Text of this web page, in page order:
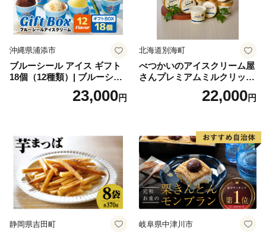
沖縄県浦添市
ブルーシール アイス ギフト
18個（12種類）| ブルーシー
ルアイス ブルーシールアイ
スクリーム 着日指定可能 送
誕生日 カップ 詰め合わせ バ
ラエティ | バニラ チョコレー
ト ストロベリー ピスタチオ
バニラ＆クッキー ウベ 沖縄
紅イモ 塩ちんすこう 沖縄シ
ークヮーサー 沖縄黒糖 琉球
ロイヤルミルクティ 沖縄パ
イン
23,000円
北海道別海町
べつかいのアイスクリーム屋
さんプレミアムミルクリッチ
12個（AP-01）（ 北海道アイ
ス 北海道産アイス アイス ア
道産アイス 道産アイスクリ
ーム ギフト 詰合せ 詰め合わ
せ ふるさと納税 ）
22,000円
静岡県吉田町 岐阜県中津川市